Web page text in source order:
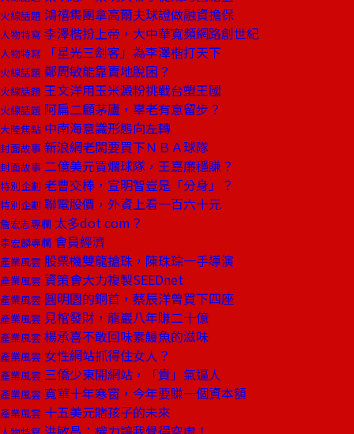
火線話題 鴻禧集團拿高爾夫球證做融資擔保
人物特寫 李澤楷扮上帝，大中華寬頻網路創世紀
人物特寫 「星光三劍客」為李澤楷打天下
火線話題 鄭周敏能靠賣地脫困？
火線話題 王文洋用玉米澱粉挑戰台塑王國
火線話題 阿扁二顧茅廬，辜老有意留步？
大陸焦點 中南海意識形態向左轉
封面故事 新浪網老闆要買下ＮＢＡ球隊
封面故事 二億美元買爛球隊，王嘉廉穩賺？
特別企劃 老曹交棒，宣明智豈是「分身」？
特別企劃 聯電股價，外資上看一百六十元
詹宏志專欄 太多dot com？
李宏麟專欄 會員經濟
產業風雲 股票機雙龍搶珠，陳珠琮一手導演
產業風雲 資策會大力複製SEEDnet
產業風雲 圓明園的銅首，蔡辰洋曾買下四座
產業風雲 見棺發財，龍巖八年賺二十億
產業風雲 楊承喜不敢回味素鰻魚的滋味
產業風雲 女性網站抓得住女人？
產業風雲 三僑少東開網站，「貴」氣逼人
產業風雲 寬華十年寒窗，今年要賺一個資本額
產業風雲 十五美元賭孩子的未來